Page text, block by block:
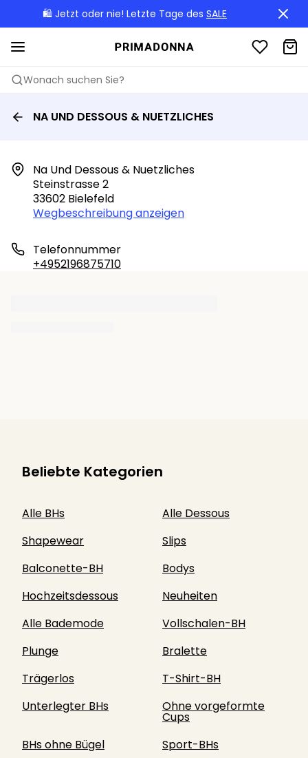
🛍️ Jetzt oder nie! Letzte Tage des SALE
Wonach suchen Sie?
NA UND DESSOUS & NUETZLICHES
Na Und Dessous & Nuetzliches
Steinstrasse 2
33602 Bielefeld
Wegbeschreibung anzeigen
Telefonnummer
+4952196875710
Beliebte Kategorien
Alle BHs
Alle Dessous
Shapewear
Slips
Balconette-BH
Bodys
Hochzeitsdessous
Neuheiten
Alle Bademode
Vollschalen-BH
Plunge
Bralette
Trägerlos
T-Shirt-BH
Unterlegter BHs
Ohne vorgeformte
Cups
BHs ohne Bügel
Sport-BHs